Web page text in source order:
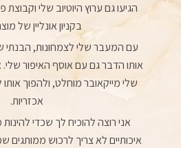
הגיעו גם ערוץ היוטיוב שלי
בקניון אונליין של
עם המעבר שלי לצמחונות, הבנתי
אותו הדבר גם עם אוסף האיפור
שלי מייקאובר מוחלט, ולהפוך
אכזריות.
אני רוצה להוכיח לך שכדי להינות
איכותיים לא צריך לרכוש ממותגים